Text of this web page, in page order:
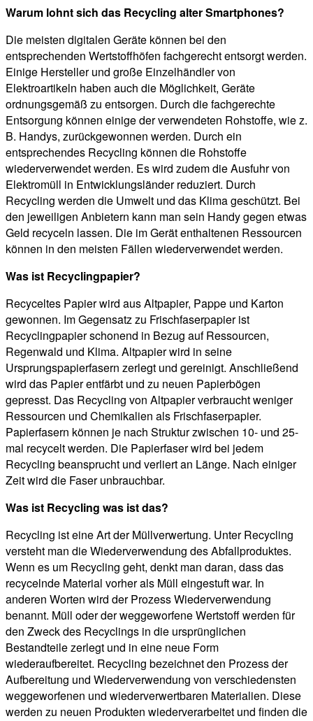
Warum lohnt sich das Recycling alter Smartphones?
Die meisten digitalen Geräte können bei den
entsprechenden Wertstoffhöfen fachgerecht entsorgt werden.
Einige Hersteller und große Einzelhändler von
Elektroartikeln haben auch die Möglichkeit, Geräte
ordnungsgemäß zu entsorgen. Durch die fachgerechte
Entsorgung können einige der verwendeten Rohstoffe, wie z.
B. Handys, zurückgewonnen werden. Durch ein
entsprechendes Recycling können die Rohstoffe
wiederverwendet werden. Es wird zudem die Ausfuhr von
Elektromüll in Entwicklungsländer reduziert. Durch
Recycling werden die Umwelt und das Klima geschützt. Bei
den jeweiligen Anbietern kann man sein Handy gegen etwas
Geld recyceln lassen. Die im Gerät enthaltenen Ressourcen
können in den meisten Fällen wiederverwendet werden.
Was ist Recyclingpapier?
Recyceltes Papier wird aus Altpapier, Pappe und Karton
gewonnen. Im Gegensatz zu Frischfaserpapier ist
Recyclingpapier schonend in Bezug auf Ressourcen,
Regenwald und Klima. Altpapier wird in seine
Ursprungspapierfasern zerlegt und gereinigt. Anschließend
wird das Papier entfärbt und zu neuen Papierbögen
gepresst. Das Recycling von Altpapier verbraucht weniger
Ressourcen und Chemikalien als Frischfaserpapier.
Papierfasern können je nach Struktur zwischen 10- und 25-
mal recycelt werden. Die Papierfaser wird bei jedem
Recycling beansprucht und verliert an Länge. Nach einiger
Zeit wird die Faser unbrauchbar.
Was ist Recycling was ist das?
Recycling ist eine Art der Müllverwertung. Unter Recycling
versteht man die Wiederverwendung des Abfallproduktes.
Wenn es um Recycling geht, denkt man daran, dass das
recycelnde Material vorher als Müll eingestuft war. In
anderen Worten wird der Prozess Wiederverwendung
benannt. Müll oder der weggeworfene Wertstoff werden für
den Zweck des Recyclings in die ursprünglichen
Bestandteile zerlegt und in eine neue Form
wiederaufbereitet. Recycling bezeichnet den Prozess der
Aufbereitung und Wiederverwendung von verschiedensten
weggeworfenen und wiederverwertbaren Materialien. Diese
werden zu neuen Produkten wiederverarbeitet und finden die